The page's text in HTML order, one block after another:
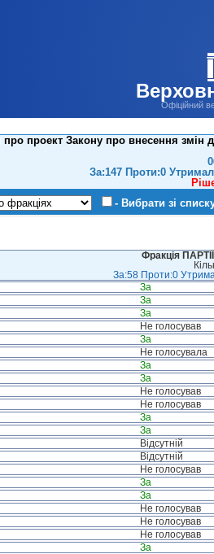
Офіційний
проект Закону про внесення змін
За:147 Проти:0
- Вибрати зі
Фракція
За:58 Проти:0
За
За
За
Не голосував
За
Не голосувала
За
За
Не голосував
Не голосував
За
За
Відсутній
Відсутній
Не голосував
За
За
Не голосував
Не голосував
Не голосував
За